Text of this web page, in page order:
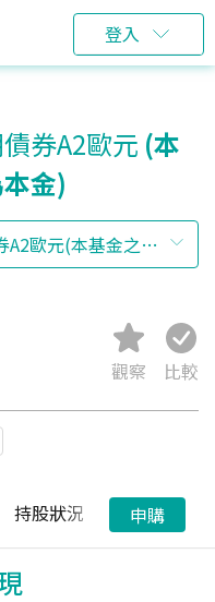
登入
券A2歐元 (本
金)
觀察 比較
持股狀況 配息狀況
申購